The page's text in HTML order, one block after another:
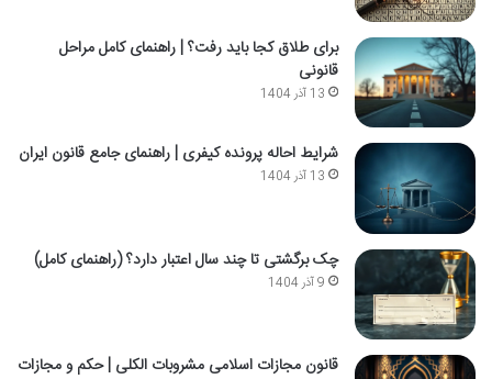
برای طلاق کجا باید رفت؟ | راهنمای کامل مراحل
قانونی
13 آذر 1404
شرایط احاله پرونده کیفری | راهنمای جامع قانون ایران
13 آذر 1404
چک برگشتی تا چند سال اعتبار دارد؟ (راهنمای کامل)
9 آذر 1404
قانون مجازات اسلامی مشروبات الکلی | حکم و مجازات